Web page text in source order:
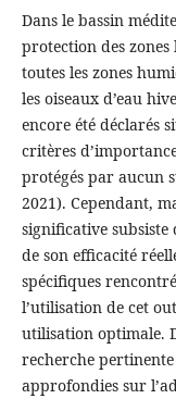
Dans le bassin
protection des
toutes les zones
les oiseaux d’eau
encore été déclarés
critères
protégés par aucun
2021). Cependant,
significative
de son efficacité
spécifiques
l’utilisation de cet
utilisation optimale.
recherche
approfondies sur